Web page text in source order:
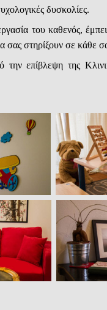
δυσκολίες.
του καθενός,
σας στηρίξουν σε κάθε
την επίβλεψη της